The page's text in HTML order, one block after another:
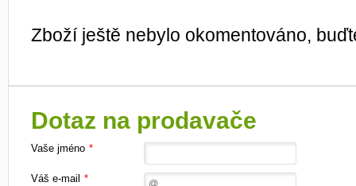
Zboží ještě nebylo okomentováno,
Dotaz na prodavače
Vaše jméno *
Váš e-mail *